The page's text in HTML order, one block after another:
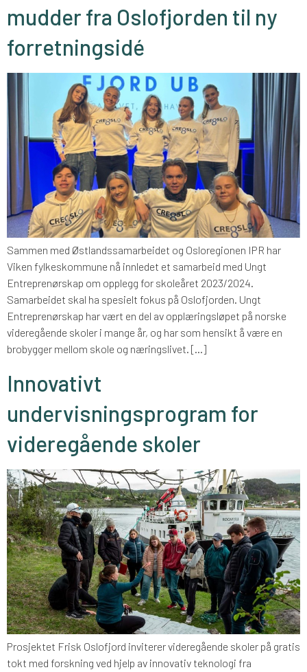
mudder fra Oslofjorden til ny
forretningsidé
Sammen med Østlandssamarbeidet og Osloregionen IPR har
Viken fylkeskommune nå innledet et samarbeid med Ungt
Entreprenørskap om opplegg for skoleåret 2023/2024.
Samarbeidet skal ha spesielt fokus på Oslofjorden. Ungt
Entreprenørskap har vært en del av opplæringsløpet på norske
videregående skoler i mange år, og har som hensikt å være en
brobygger mellom skole og næringslivet. […]
Innovativt
undervisningsprogram for
videregående skoler
Prosjektet Frisk Oslofjord inviterer videregående skoler på gratis
tokt med forskning ved hjelp av innovativ teknologi fra